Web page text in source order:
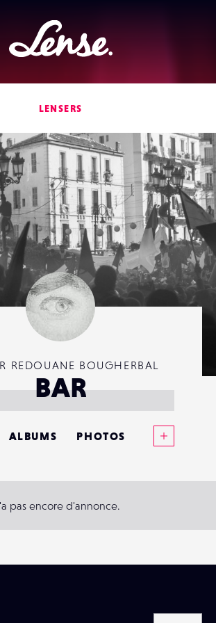
Lense
LENSERS
REDOUANE BOUGHERBAL
BAR
ALBUMS PHOTOS
CONTACTS
ÉVÉNEMENTS
pas encore d'annonce.